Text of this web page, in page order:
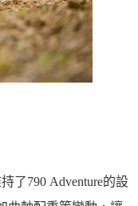
了790 Adventure的設